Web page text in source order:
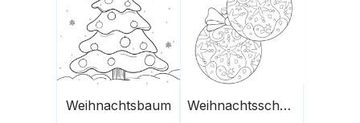
Weihnachtsbaum Weihnachtsschmuck